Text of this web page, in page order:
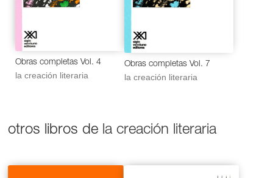
Obras completas Vol. 4
la creación literaria
Obras completas Vol. 7
la creación literaria
otros libros de la creación literaria